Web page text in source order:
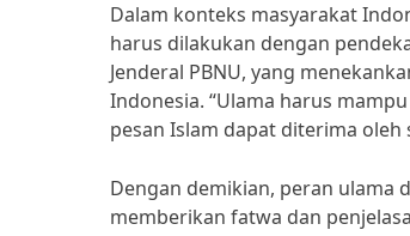
Dalam konteks masyarakat
harus dilakukan dengan
Jenderal PBNU, yang
Indonesia. “Ulama harus
pesan Islam dapat diterima oleh
Dengan demikian, peran ulama
memberikan fatwa dan